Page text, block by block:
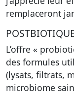
remplaceront
L’offre «
des formules
(lysats, filtrats,
microbiome